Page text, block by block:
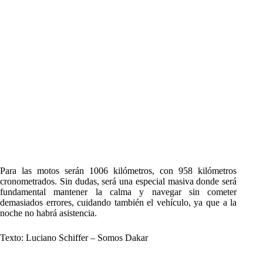
Para las motos serán 1006 kilómetros, con 958 kilómetros
cronometrados. Sin dudas, será una especial masiva donde será
fundamental mantener la calma y navegar sin cometer
demasiados errores, cuidando también el vehículo, ya que a la
noche no habrá asistencia.
Texto: Luciano Schiffer – Somos Dakar